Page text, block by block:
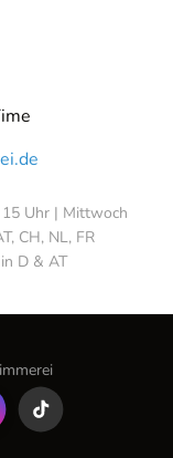
Uhr | Mittwoch
CH, NL, FR
D & AT